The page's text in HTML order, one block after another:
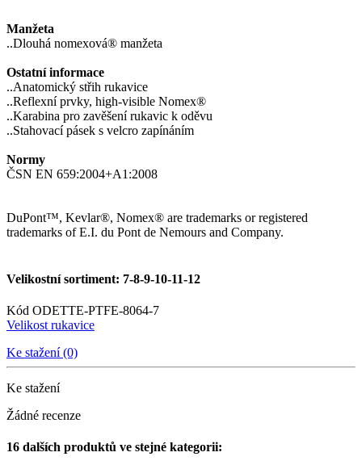
Manžeta
..Dlouhá nomexová® manžeta
Ostatní informace
..Anatomický střih rukavice
..Reflexní prvky, high-visible Nomex®
..Karabina pro zavěšení rukavic k oděvu
..Stahovací pásek s velcro zapínáním
Normy
ČSN EN 659:2004+A1:2008
DuPont™, Kevlar®, Nomex® are trademarks or registered
trademarks of E.I. du Pont de Nemours and Company.
Velikostní sortiment: 7-8-9-10-11-12
Kód ODETTE-PTFE-8064-7
Velikost rukavice
Ke stažení (0)
Ke stažení
Žádné recenze
16 dalších produktů ve stejné kategorii: